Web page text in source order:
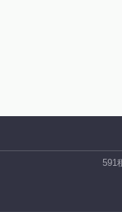
591